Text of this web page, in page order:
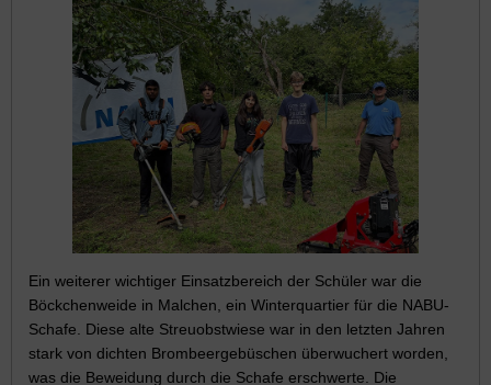
Ein weiterer wichtiger Einsatzbereich der Schüler war die
Böckchenweide in Malchen, ein Winterquartier für die NABU-
Schafe. Diese alte Streuobstwiese war in den letzten Jahren
stark von dichten Brombeergebüschen überwuchert worden,
was die Beweidung durch die Schafe erschwerte. Die